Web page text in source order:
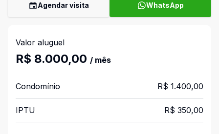
Agendar visita WhatsApp
Valor aluguel
R$ 8.000,00 / mês
Condomínio R$ 1.400,00
IPTU R$ 350,00